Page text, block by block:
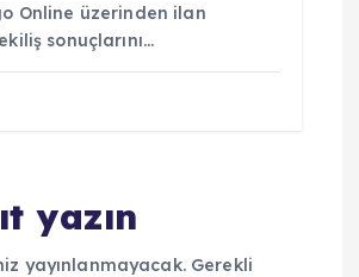
Online üzerinden ilan
sonuçlarını…
yazın
yayınlanmayacak. Gerekli